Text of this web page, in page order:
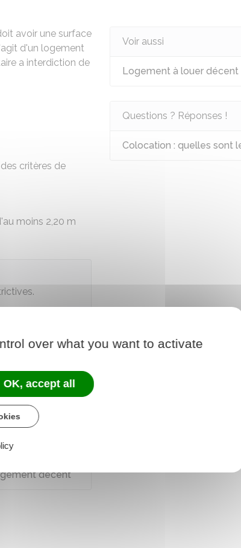
avoir une surface
d'un logement
a interdiction de
critères de
moins 2,20 m
décent
Voir aussi
Logement à louer décent
Questions ? Réponses !
Colocation : quelles sont
over what you want to activate
OK, accept all